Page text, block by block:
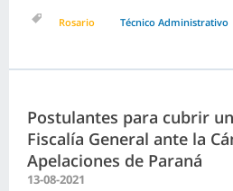
Rosario Técnico Administrativo
Postulantes para cubrir
Fiscalía General ante la
Apelaciones de Paraná
13-08-2021